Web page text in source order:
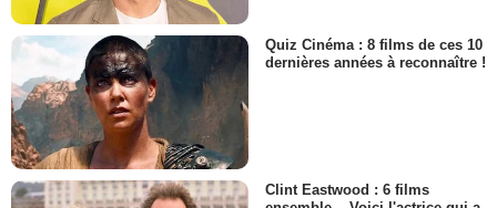
Quiz Cinéma : 8 films de ces 10
dernières années à reconnaître !
Clint Eastwood : 6 films